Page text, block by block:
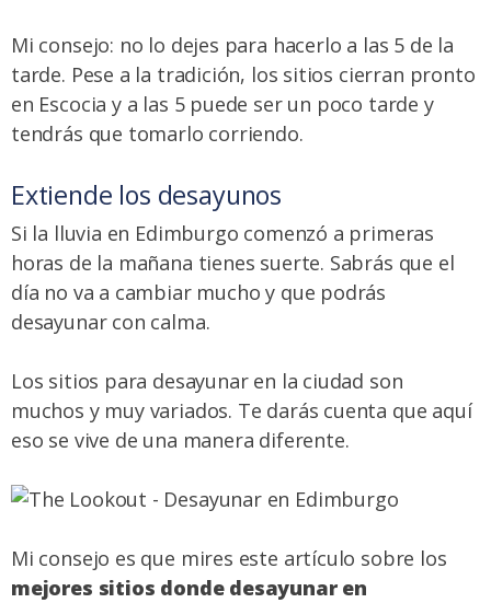
Mi consejo: no lo dejes para hacerlo a las 5 de la
tarde. Pese a la tradición, los sitios cierran pronto
en Escocia y a las 5 puede ser un poco tarde y
tendrás que tomarlo corriendo.
Extiende los desayunos
Si la lluvia en Edimburgo comenzó a primeras
horas de la mañana tienes suerte. Sabrás que el
día no va a cambiar mucho y que podrás
desayunar con calma.
Los sitios para desayunar en la ciudad son
muchos y muy variados. Te darás cuenta que aquí
eso se vive de una manera diferente.
Mi consejo es que mires este artículo sobre los
mejores sitios donde desayunar en